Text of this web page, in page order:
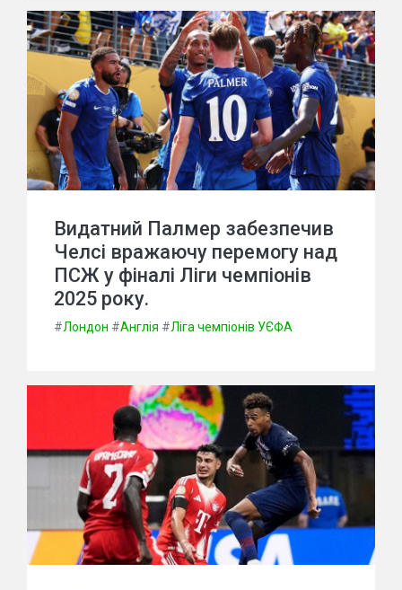
Видатний Палмер забезпечив
Челсі вражаючу перемогу над
ПСЖ у фіналі Ліги чемпіонів
2025 року.
#Лондон #Англія #Ліга чемпіонів УЄФА